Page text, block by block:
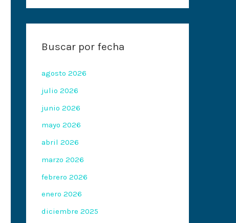
Buscar por fecha
agosto 2026
julio 2026
junio 2026
mayo 2026
abril 2026
marzo 2026
febrero 2026
enero 2026
diciembre 2025